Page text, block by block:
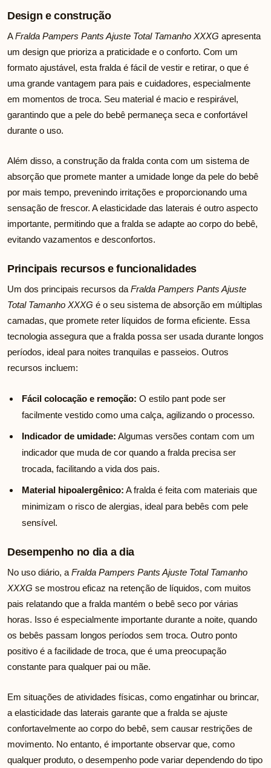
Design e construção
AFralda Pampers Pants Ajuste Total Tamanho XXXG apresenta
um design que prioriza a praticidade e o conforto. Com um
formato ajustável, esta fralda é fácil de vestir e retirar, o que é
uma grande vantagem para pais e cuidadores, especialmente
em momentos de troca. Seu material é macio e respirável,
garantindo que a pele do bebê permaneça seca e confortável
durante o uso.
Além disso, a construção da fralda conta com um sistema de
absorção que promete manter a umidade longe da pele do bebê
por mais tempo, prevenindo irritações e proporcionando uma
sensação de frescor. A elasticidade das laterais é outro aspecto
importante, permitindo que a fralda se adapte ao corpo do bebê,
evitando vazamentos e desconfortos.
Principais recursos e funcionalidades
Um dos principais recursos da Fralda Pampers Pants Ajuste
Total Tamanho XXXG é o seu sistema de absorção em múltiplas
camadas, que promete reter líquidos de forma eficiente. Essa
tecnologia assegura que a fralda possa ser usada durante longos
períodos, ideal para noites tranquilas e passeios. Outros
recursos incluem:
Fácil colocação e remoção: O estilo pant pode ser
facilmente vestido como uma calça, agilizando o processo.
Indicador de umidade: Algumas versões contam com um
indicador que muda de cor quando a fralda precisa ser
trocada, facilitando a vida dos pais.
Material hipoalergênico: A fralda é feita com materiais que
minimizam o risco de alergias, ideal para bebês com pele
sensível.
Desempenho no dia a dia
No uso diário, a Fralda Pampers Pants Ajuste Total Tamanho
XXXG se mostrou eficaz na retenção de líquidos, com muitos
pais relatando que a fralda mantém o bebê seco por várias
horas. Isso é especialmente importante durante a noite, quando
os bebês passam longos períodos sem troca. Outro ponto
positivo é a facilidade de troca, que é uma preocupação
constante para qualquer pai ou mãe.
Em situações de atividades físicas, como engatinhar ou brincar,
a elasticidade das laterais garante que a fralda se ajuste
confortavelmente ao corpo do bebê, sem causar restrições de
movimento. No entanto, é importante observar que, como
qualquer produto, o desempenho pode variar dependendo do tipo